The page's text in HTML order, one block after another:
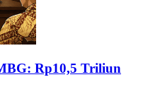
Rp10,5 Triliun